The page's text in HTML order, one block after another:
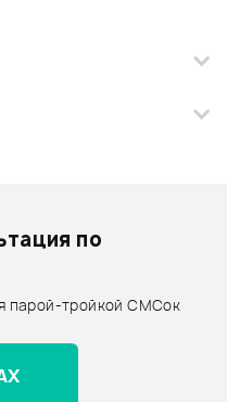
товара и получите
по
парой-тройкой СМСок